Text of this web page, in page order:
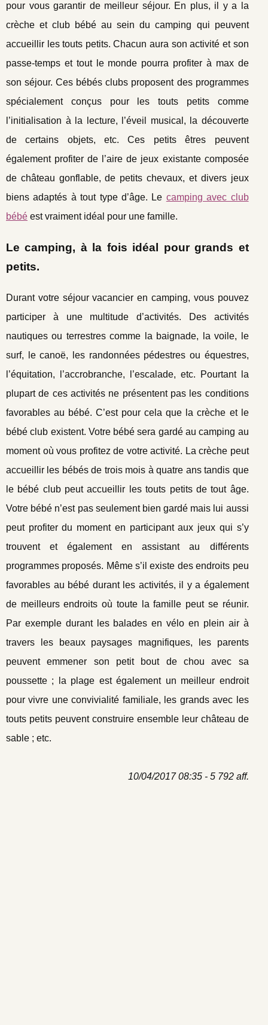
pour vous garantir de meilleur séjour. En plus, il y a la
crèche et club bébé au sein du camping qui peuvent
accueillir les touts petits. Chacun aura son activité et son
passe-temps et tout le monde pourra profiter à max de
son séjour. Ces bébés clubs proposent des programmes
spécialement conçus pour les touts petits comme
l’initialisation à la lecture, l’éveil musical, la découverte
de certains objets, etc. Ces petits êtres peuvent
également profiter de l’aire de jeux existante composée
de château gonflable, de petits chevaux, et divers jeux
biens adaptés à tout type d’âge. Le camping avec club
bébé est vraiment idéal pour une famille.
Le camping, à la fois idéal pour grands et
petits.
Durant votre séjour vacancier en camping, vous pouvez
participer à une multitude d’activités. Des activités
nautiques ou terrestres comme la baignade, la voile, le
surf, le canoë, les randonnées pédestres ou équestres,
l’équitation, l’accrobranche, l’escalade, etc. Pourtant la
plupart de ces activités ne présentent pas les conditions
favorables au bébé. C’est pour cela que la crèche et le
bébé club existent. Votre bébé sera gardé au camping au
moment où vous profitez de votre activité. La crèche peut
accueillir les bébés de trois mois à quatre ans tandis que
le bébé club peut accueillir les touts petits de tout âge.
Votre bébé n’est pas seulement bien gardé mais lui aussi
peut profiter du moment en participant aux jeux qui s’y
trouvent et également en assistant au différents
programmes proposés. Même s’il existe des endroits peu
favorables au bébé durant les activités, il y a également
de meilleurs endroits où toute la famille peut se réunir.
Par exemple durant les balades en vélo en plein air à
travers les beaux paysages magnifiques, les parents
peuvent emmener son petit bout de chou avec sa
poussette ; la plage est également un meilleur endroit
pour vivre une convivialité familiale, les grands avec les
touts petits peuvent construire ensemble leur château de
sable ; etc.
10/04/2017 08:35 - 5 792 aff.